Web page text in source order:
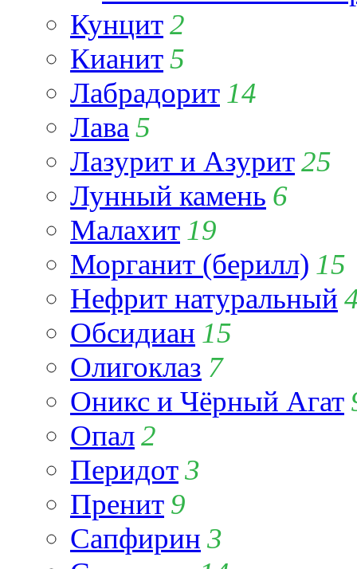
Кунцит2
Кианит5
Лабрадорит 14
Лава5
Лазурит и Азурит25
Лунный камень 6
Малахит 19
Морганит (берилл) 15
Нефрит натуральный
Обсидиан 15
Олигоклаз 7
Оникс и Чёрный Агат
Опал2
Перидот3
Пренит 9
Сапфирин 3